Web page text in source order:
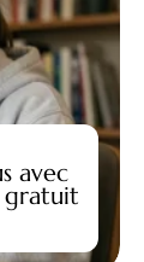
avec
gratuit